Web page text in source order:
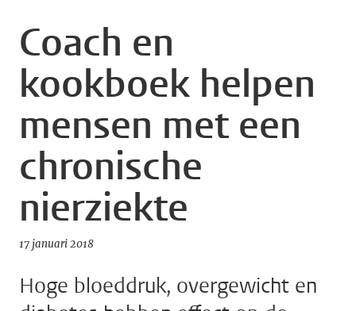
Coach en
kookboek helpen
mensen met een
chronische
nierziekte
17 januari 2018
Hoge bloeddruk, overgewicht en